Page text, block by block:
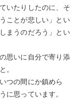
いたりしたのに、そ
ことが悲しい」とい
まうのだろう」とい
思いに自分で寄り添
。
つの間にか鎮めら
に思っています。